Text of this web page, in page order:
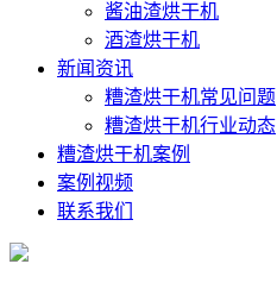
酱油渣烘干机
酒渣烘干机
新闻资讯
糟渣烘干机常见问题
糟渣烘干机行业动态
糟渣烘干机案例
案例视频
联系我们